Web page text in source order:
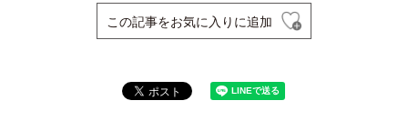
この記事をお気に入りに追加